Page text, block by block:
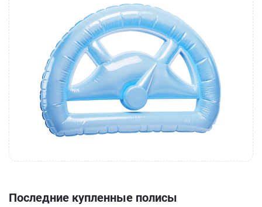
Последние купленные полисы